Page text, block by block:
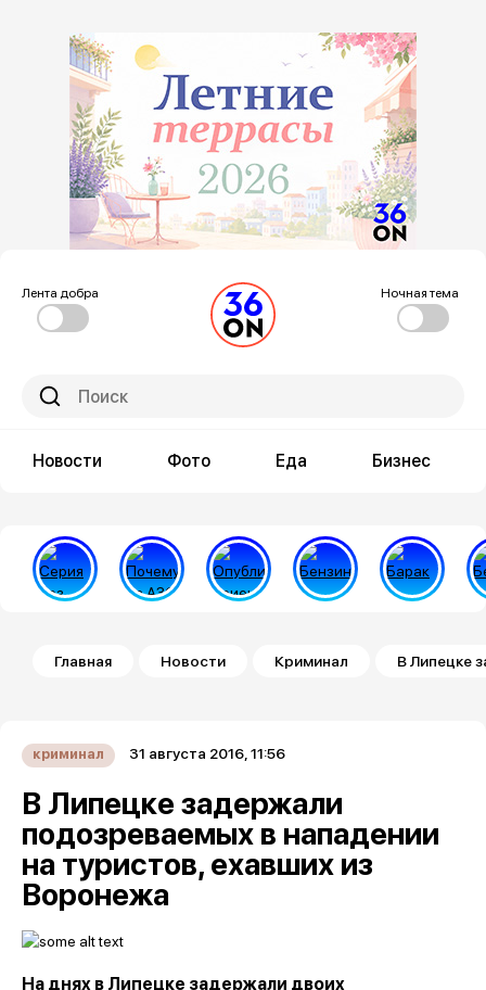
Лента добра Ночная тема
Новости Фото Еда Бизнес
Строка навигации
Главная Новости Криминал В Липецке
криминал 31 августа 2016, 11:56
В Липецке задержали
подозреваемых в нападении
на туристов, ехавших из
Воронежа
На днях в Липецке задержали двоих